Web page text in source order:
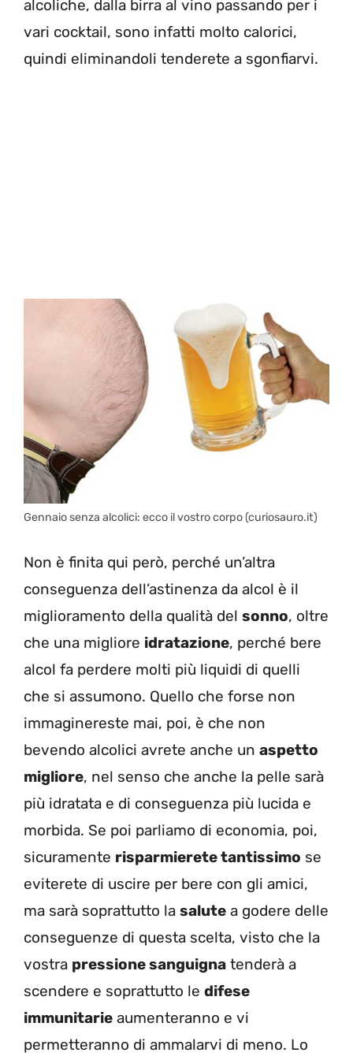
alcoliche, dalla birra al vino passando per i
vari cocktail, sono infatti molto calorici,
quindi eliminandoli tenderete a sgonfiarvi.
Gennaio senza alcolici: ecco il vostro corpo (curiosauro.it)
Non è finita qui però, perché un’altra
conseguenza dell’astinenza da alcol è il
miglioramento della qualità del sonno, oltre
che una migliore idratazione, perché bere
alcol fa perdere molti più liquidi di quelli
che si assumono. Quello che forse non
immaginereste mai, poi, è che non
bevendo alcolici avrete anche un aspetto
migliore, nel senso che anche la pelle sarà
più idratata e di conseguenza più lucida e
morbida. Se poi parliamo di economia, poi,
sicuramente risparmierete tantissimo se
eviterete di uscire per bere con gli amici,
ma sarà soprattutto la salute a godere delle
conseguenze di questa scelta, visto che la
vostra pressione sanguigna tenderà a
scendere e soprattutto le difese
immunitarie aumenteranno e vi
permetteranno di ammalarvi di meno. Lo